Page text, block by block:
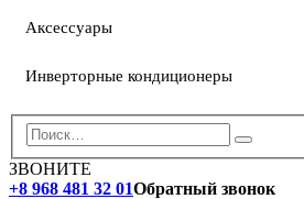
Аксессуары
Инверторные кондиционеры
ЗВОНИТЕ
+8 968 481 32 01Обратный звонок